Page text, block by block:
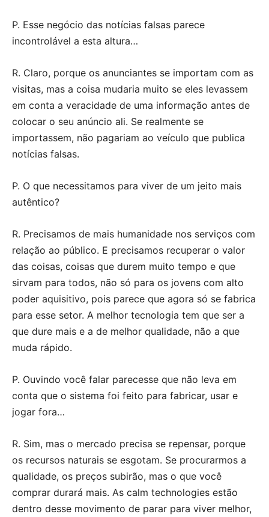
P. Esse negócio das notícias falsas parece
incontrolável a esta altura…
R. Claro, porque os anunciantes se importam com as
visitas, mas a coisa mudaria muito se eles levassem
em conta a veracidade de uma informação antes de
colocar o seu anúncio ali. Se realmente se
importassem, não pagariam ao veículo que publica
notícias falsas.
P. O que necessitamos para viver de um jeito mais
autêntico?
R. Precisamos de mais humanidade nos serviços com
relação ao público. E precisamos recuperar o valor
das coisas, coisas que durem muito tempo e que
sirvam para todos, não só para os jovens com alto
poder aquisitivo, pois parece que agora só se fabrica
para esse setor. A melhor tecnologia tem que ser a
que dure mais e a de melhor qualidade, não a que
muda rápido.
P. Ouvindo você falar parecesse que não leva em
conta que o sistema foi feito para fabricar, usar e
jogar fora…
R. Sim, mas o mercado precisa se repensar, porque
os recursos naturais se esgotam. Se procurarmos a
qualidade, os preços subirão, mas o que você
comprar durará mais. As calm technologies estão
dentro desse movimento de parar para viver melhor,